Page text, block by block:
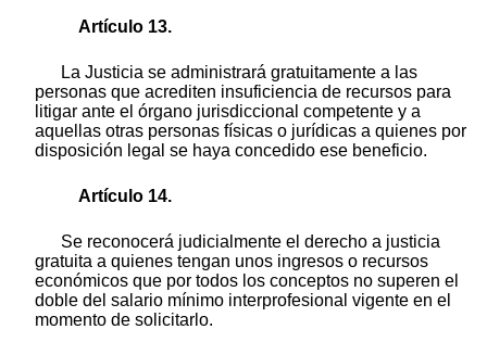
Artículo 13.
La Justicia se administrará gratuitamente a las
personas que acrediten insuficiencia de recursos para
litigar ante el órgano jurisdiccional competente y a
aquellas otras personas físicas o jurídicas a quienes por
disposición legal se haya concedido ese beneficio.
Artículo 14.
Se reconocerá judicialmente el derecho a justicia
gratuita a quienes tengan unos ingresos o recursos
económicos que por todos los conceptos no superen el
doble del salario mínimo interprofesional vigente en el
momento de solicitarlo.